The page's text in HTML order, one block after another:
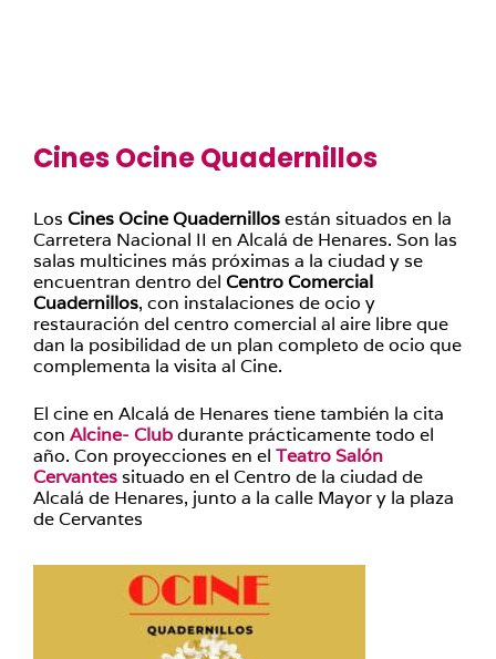
Cines Ocine Quadernillos
Los Cines Ocine Quadernillosestán situados en la
Carretera Nacional II en Alcalá de Henares. Son las
salas multicines más próximas a la ciudad y se
encuentran dentro del Centro Comercial
Cuadernillos, con instalaciones de ocio y
restauración del centro comercial al aire libre que
dan la posibilidad de un plan completo de ocio que
complementa la visita al Cine.
El cine en Alcalá de Henares tiene también la cita
con Alcine- Clubdurante prácticamente todo el
año. Con proyecciones en el Teatro Salón
Cervantessituado en el Centro de la ciudad de
Alcalá de Henares, junto a la calle Mayor y la plaza
de Cervantes